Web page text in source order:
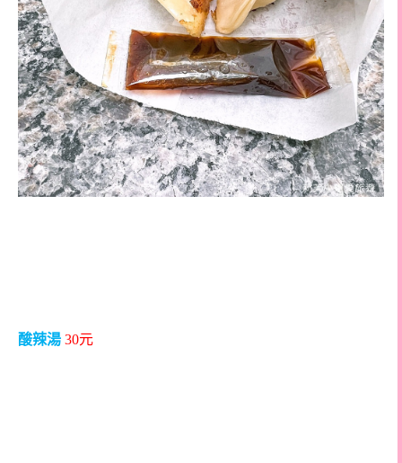
酸辣湯 30元